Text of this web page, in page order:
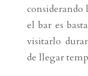
el bar es
visitarlo
de llegar